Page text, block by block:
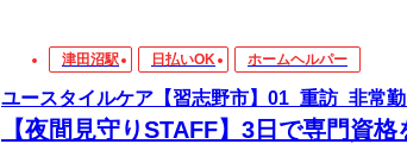
津田沼駅 日払いOK ホームヘルパー
ユースタイルケア【習志野市】01_重訪_非常
【夜間見守りSTAFF】3日で専門資